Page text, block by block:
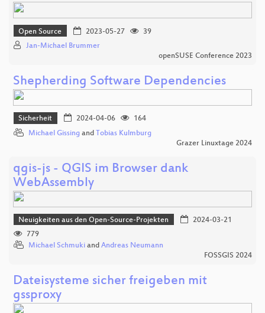
Open Source 2023-05-27
39
Jan-Michael Brummer
openSUSE Conference 2023
Shepherding Software Dependencies
Sicherheit 2024-04-06
164
Michael Gissing and Tobias Kulmburg
Grazer Linuxtage 2024
qgis-js - QGIS im Browser dank
WebAssembly
Neuigkeiten aus den Open-Source-Projekten
2024-03-21
779
Michael Schmuki and Andreas Neumann
FOSSGIS 2024
Dateisysteme sicher freigeben mit
gssproxy